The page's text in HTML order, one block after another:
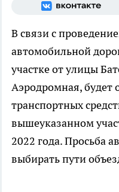
В связи с
автомобильной
участке от улицы
Аэродромная, будет
транспортных
вышеуказанном
2022 года. Просьба
выбирать пути